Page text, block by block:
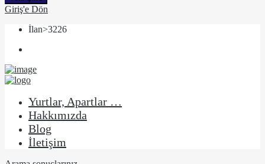
Giriş'e Dön
İlan>3226
Yurtlar, Apartlar …
Hakkımızda
Blog
İletişim